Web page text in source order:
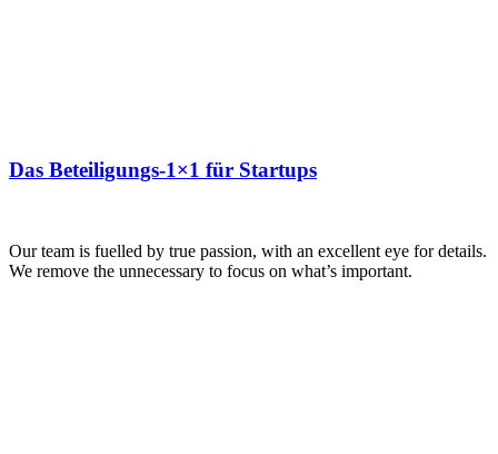
Das Beteiligungs-1×1 für Startups
Our team is fuelled by true passion, with an excellent eye for details.
We remove the unnecessary to focus on what’s important.